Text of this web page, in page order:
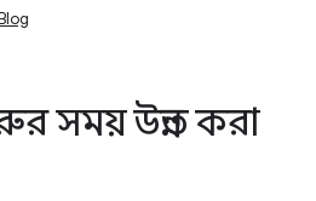
সময় উন্নত করা